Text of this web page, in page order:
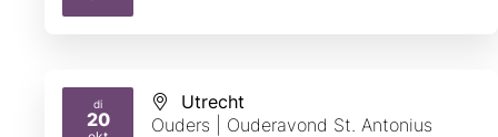
di
20
2026
Utrecht
Ouders | Ouderavond St. Antonius